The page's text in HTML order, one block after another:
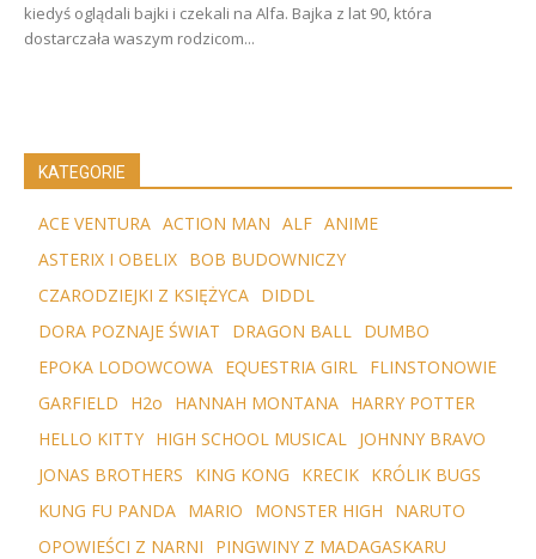
kiedyś oglądali bajki i czekali na Alfa. Bajka z lat 90, która
dostarczała waszym rodzicom...
KATEGORIE
ACE VENTURA ACTION MAN ALF ANIME
ASTERIX I OBELIX BOB BUDOWNICZY
CZARODZIEJKI Z KSIĘŻYCA DIDDL
DORA POZNAJE ŚWIAT
DRAGON BALL DUMBO
EPOKA LODOWCOWA EQUESTRIA GIRL FLINSTONOWIE
GARFIELD
H2o HANNAH MONTANA HARRY POTTER
HELLO KITTY HIGH SCHOOL MUSICAL JOHNNY BRAVO
JONAS BROTHERS
KING KONG KRECIK KRÓLIK BUGS
KUNG FU PANDA MARIO MONSTER HIGH
NARUTO
OPOWIEŚCI Z NARNI
PINGWINY Z MADAGASKARU